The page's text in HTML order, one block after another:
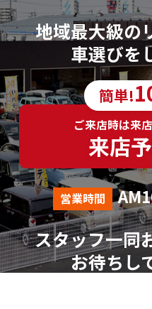
地域最大級の
車選びを
簡単!
ご来店時は来
来店
営業時間
スタッフ一同
お待ちし